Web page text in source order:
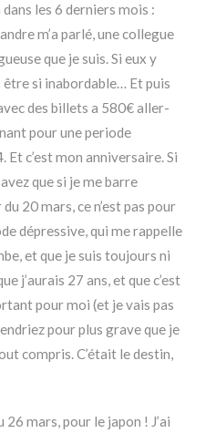
les 6 derniers mois :
m’a parlé, une collegue
que je suis. Si eux y
si inabordable… Et puis
des billets a 580€ aller-
pour une periode
c’est mon anniversaire. Si
que si je me barre
20 mars, ce n’est pas pour
dépressive, qui me rappelle
et que je suis toujours ni
j’aurais 27 ans, et que c’est
pour moi (et je vais pas
pour plus grave que je
compris. C’était le destin,
mars, pour le japon ! J’ai